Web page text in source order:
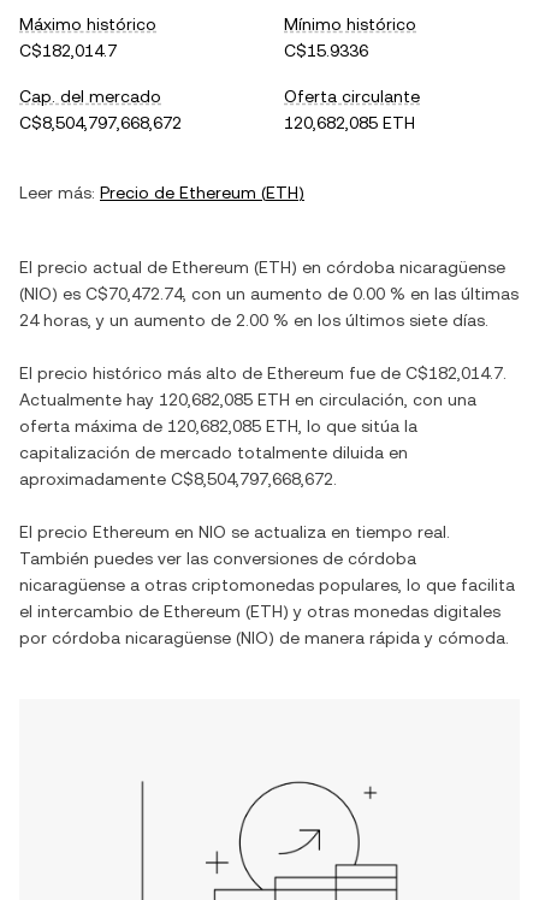
Máximo histórico
C$182,014.7
Mínimo histórico
C$15.9336
Cap. del mercado
C$8,504,797,668,672
Oferta circulante
120,682,085 ETH
Leer más: Precio de Ethereum (ETH)
El precio actual de Ethereum (ETH) en córdoba nicaragüense
(NIO) es C$70,472.74, con un aumento de 0.00 % en las últimas
24 horas, y un aumento de 2.00 % en los últimos siete días.
El precio histórico más alto de Ethereum fue de C$182,014.7
Actualmente hay 120,682,085 ETH en circulación, con una
oferta máxima de 120,682,085 ETH , lo que sitúa la
capitalización de mercado totalmente diluida en
aproximadamente C$8,504,797,668,672
El precio Ethereum en NIO se actualiza en tiempo real.
También puedes ver las conversiones de córdoba
nicaragüense a otras criptomonedas populares, lo que facilita
el intercambio de Ethereum (ETH) y otras monedas digitales
por córdoba nicaragüense (NIO) de manera rápida y cómoda.